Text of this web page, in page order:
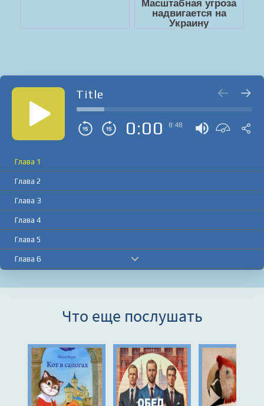
Title
0:00 8:48
Глава 1
Глава 2
Глава 3
Глава 4
Глава 5
Глава 6
Глава 11
Глава 12
Глава 13
Что еще послушать